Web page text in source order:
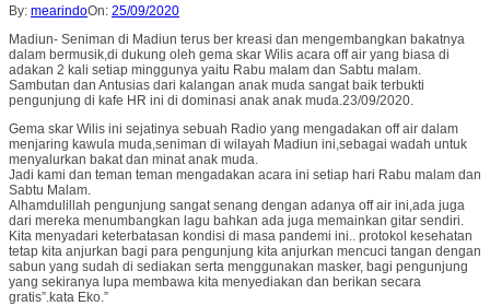
By: mearindoOn: 25/09/2020
Madiun- Seniman di Madiun terus ber kreasi dan mengembangkan bakatnya
dalam bermusik,di dukung oleh gema skar Wilis acara off air yang biasa di
adakan 2 kali setiap minggunya yaitu Rabu malam dan Sabtu malam.
Sambutan dan Antusias dari kalangan anak muda sangat baik terbukti
pengunjung di kafe HR ini di dominasi anak anak muda.23/09/2020.
Gema skar Wilis ini sejatinya sebuah Radio yang mengadakan off air dalam
menjaring kawula muda,seniman di wilayah Madiun ini,sebagai wadah untuk
menyalurkan bakat dan minat anak muda.
Jadi kami dan teman teman mengadakan acara ini setiap hari Rabu malam dan
Sabtu Malam.
Alhamdulillah pengunjung sangat senang dengan adanya off air ini,ada juga
dari mereka menumbangkan lagu bahkan ada juga memainkan gitar sendiri.
Kita menyadari keterbatasan kondisi di masa pandemi ini.. protokol kesehatan
tetap kita anjurkan bagi para pengunjung kita anjurkan mencuci tangan dengan
sabun yang sudah di sediakan serta menggunakan masker, bagi pengunjung
yang sekiranya lupa membawa kita menyediakan dan berikan secara
gratis”.kata Eko.”